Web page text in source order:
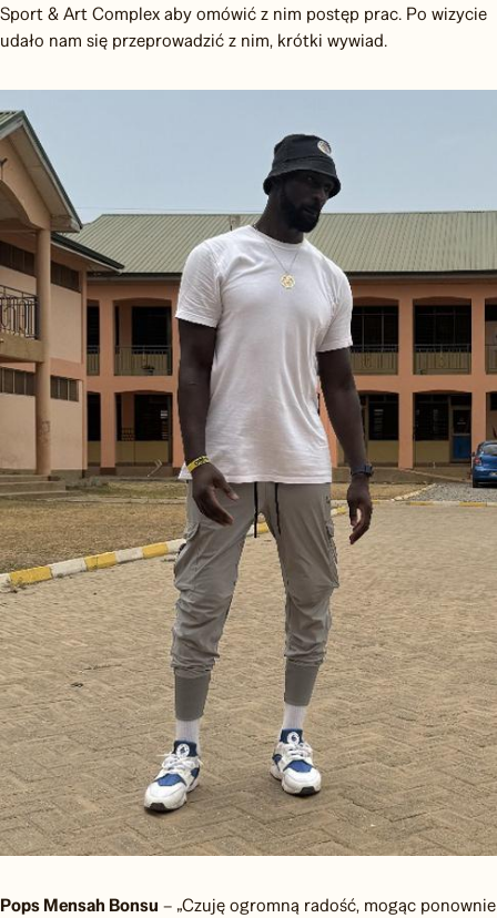
Sport & Art Complex aby omówić z nim postęp prac. Po wizycie
udało nam się przeprowadzić z nim, krótki wywiad.
Pops Mensah Bonsu – „Czuję ogromną radość, mogąc ponownie